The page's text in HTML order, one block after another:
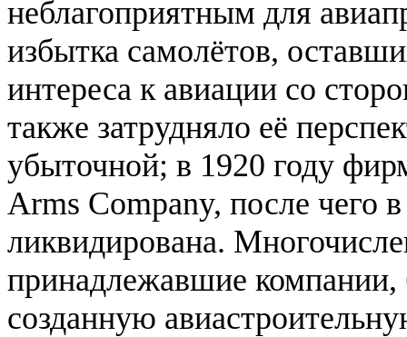
неблагоприятным для
избытка самолётов,
интереса к авиации со
также затрудняло её
убыточной; в 1920 году
Arms Company, после чего
ликвидирована.
принадлежавшие компании,
созданную